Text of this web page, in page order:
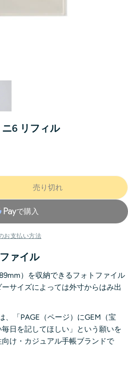
6 リフィル
売り切れ
お支払い方法
ァイル
）を収納できるフォトファイル
サイズによっては外寸からはみ出
、「PAGE（ページ）にGEM（宝
日を記してほしい」という願いを
け・カジュアル手帳ブランドで